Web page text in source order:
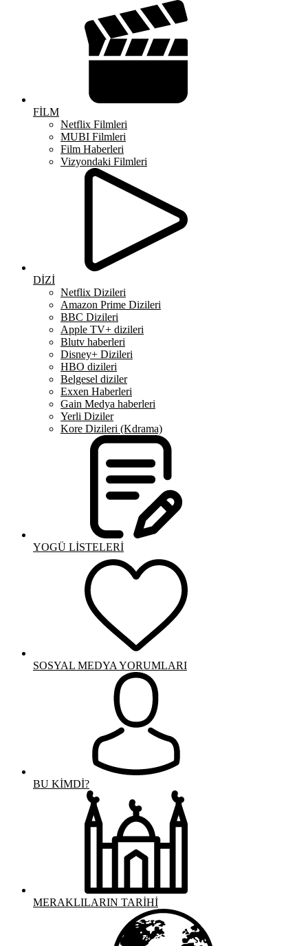
FİLM
Netflix Filmleri
MUBI Filmleri
Film Haberleri
Vizyondaki Filmleri
DİZİ
Netflix Dizileri
Amazon Prime Dizileri
BBC Dizileri
Apple TV+ dizileri
Blutv haberleri
Disney+ Dizileri
HBO dizileri
Belgesel diziler
Exxen Haberleri
Gain Medya haberleri
Yerli Diziler
Kore Dizileri (Kdrama)
YOGÜ LİSTELERİ
SOSYAL MEDYA YORUMLARI
BU KİMDİ?
MERAKLILARIN TARİHİ